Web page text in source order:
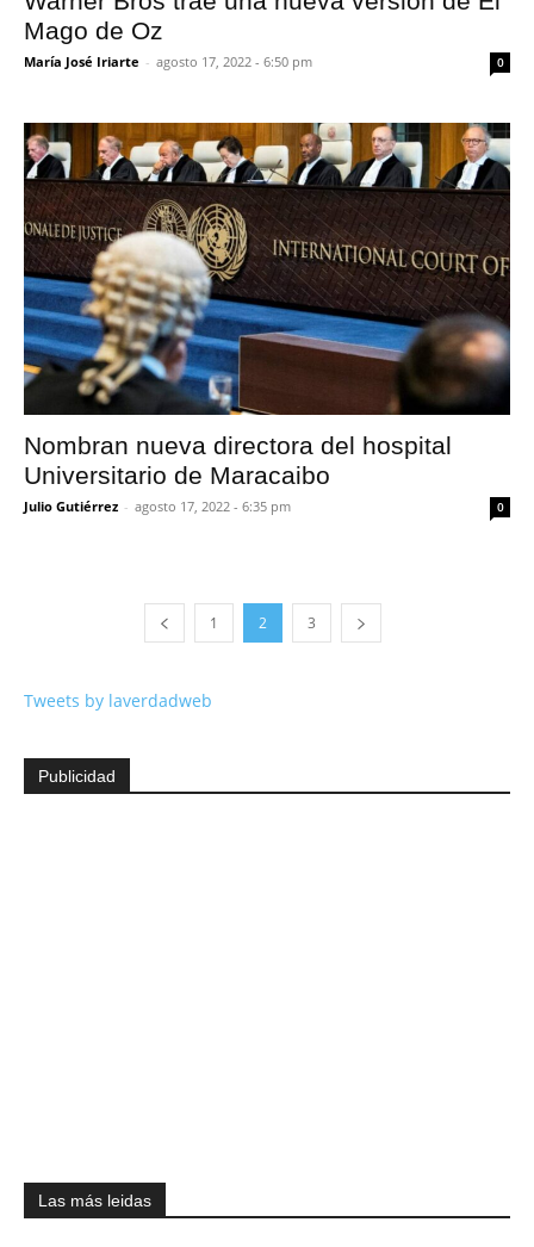
Mago de Oz
María José Iriarte - agosto 17, 2022 - 6:50 pm 0
Nombran nueva directora del hospital
Universitario de Maracaibo
Julio Gutiérrez - agosto 17, 2022 - 6:35 pm 0
1 2 3
Tweets by laverdadweb
Publicidad
Las más leidas